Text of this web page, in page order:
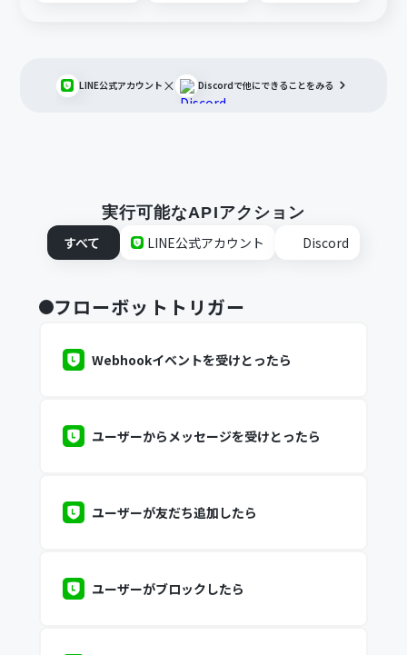
LINE公式アカウント × Discordで他にできることをみる
実行可能なAPIアクション
すべて
LINE公式アカウント Discord
フローボットトリガー
Webhookイベントを受けとったら
ユーザーからメッセージを受けとったら
ユーザーが友だち追加したら
ユーザーがブロックしたら